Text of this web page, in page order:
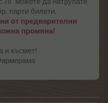
парти билети.
от предварителни
промяна!
и късмет!